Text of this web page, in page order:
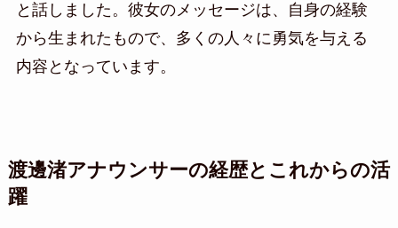
と話しました。彼女のメッセージは、自身の経験
から生まれたもので、多くの人々に勇気を与える
内容となっています。
渡邊渚アナウンサーの経歴とこれからの活
躍